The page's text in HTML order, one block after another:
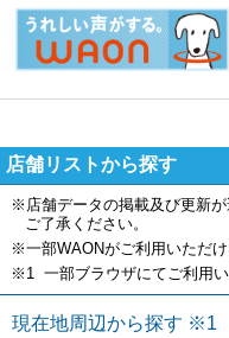
店舗リストから探す
※店舗データの掲載及び更新
ご了承ください。
※一部WAONがご利用いただけ
※1 一部ブラウザにてご利用い
現在地周辺から探す ※1